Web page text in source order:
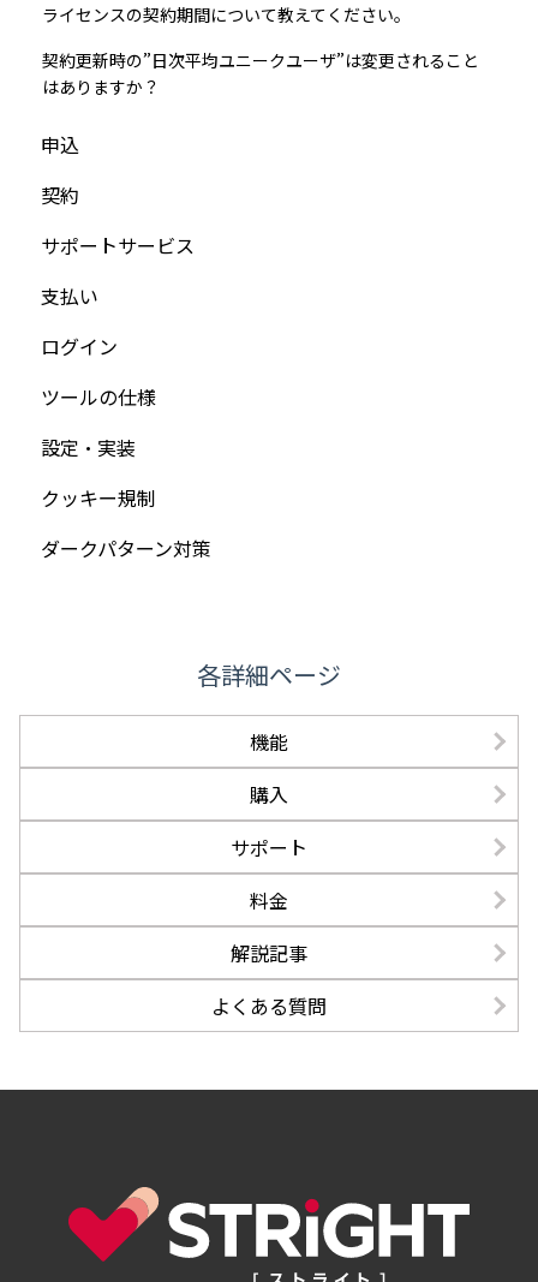
ライセンスの契約期間について教えてください。
契約更新時の”日次平均ユニークユーザ”は変更されること
はありますか？
申込
契約
サポートサービス
支払い
ログイン
ツールの仕様
設定・実装
クッキー規制
ダークパターン対策
各詳細ページ
機能
購入
サポート
料金
解説記事
よくある質問